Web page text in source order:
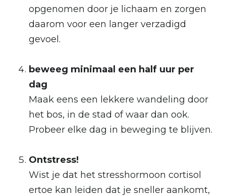
opgenomen door je lichaam en zorgen
daarom voor een langer verzadigd
gevoel.
beweeg minimaal een half uur per
dag
Maak eens een lekkere wandeling door
het bos, in de stad of waar dan ook.
Probeer elke dag in beweging te blijven.
Ontstress!
Wist je dat het stresshormoon cortisol
ertoe kan leiden dat je sneller aankomt,